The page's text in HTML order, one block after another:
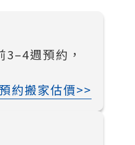
週預約，
約搬家估價>>